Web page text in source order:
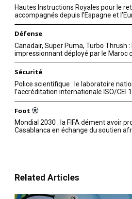
Hautes Instructions Royales pour le
accompagnés depuis l’Espagne et
Défense
Canadair, Super Puma, Turbo Thrush
impressionnant déployé par le Maroc
Sécurité
Police scientifique : le laboratoire
l’accréditation internationale ISO/CEI
Foot
Mondial 2030 : la FIFA dément avoir
Casablanca en échange du soutien
Related Articles